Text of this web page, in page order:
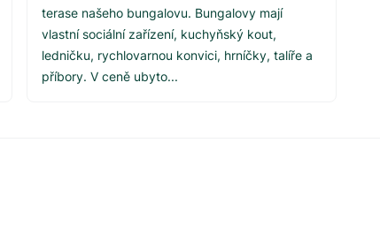
terase našeho bungalovu. Bungalovy mají
vlastní sociální zařízení, kuchyňský kout,
ledničku, rychlovarnou konvici, hrníčky, talíře a
příbory. V ceně ubyto...